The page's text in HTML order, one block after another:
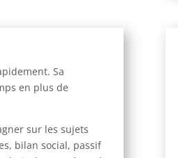
Sa
en plus de
sur les sujets
bilan social, passif